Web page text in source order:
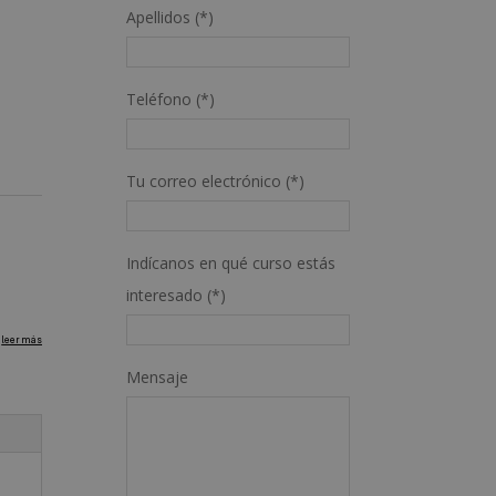
Apellidos (*)
Teléfono (*)
Tu correo electrónico (*)
Indícanos en qué curso estás
interesado (*)
Mensaje